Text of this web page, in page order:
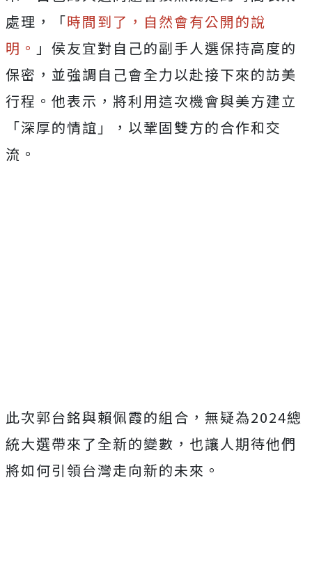
處理，「時間到了，自然會有公開的說
明。 」侯友宜對自己的副手人選保持高度的
保密，並強調自己會全力以赴接下來的訪美
行程。他表示，將利用這次機會與美方建立
「深厚的情誼」，以鞏固雙方的合作和交
流。
此次郭台銘與賴佩霞的組合，無疑為2024總
統大選帶來了全新的變數，也讓人期待他們
將如何引領台灣走向新的未來。